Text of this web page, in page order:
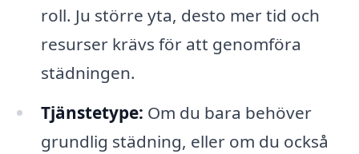
roll. Ju större yta, desto mer tid och
resurser krävs för att genomföra
städningen.
Tjänstetype: Om du bara behöver
grundlig städning, eller om du också